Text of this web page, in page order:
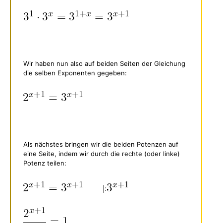
Wir haben nun also auf beiden Seiten der Gleichung
die selben Exponenten gegeben:
Als nächstes bringen wir die beiden Potenzen auf
eine Seite, indem wir durch die rechte (oder linke)
Potenz teilen:
|: